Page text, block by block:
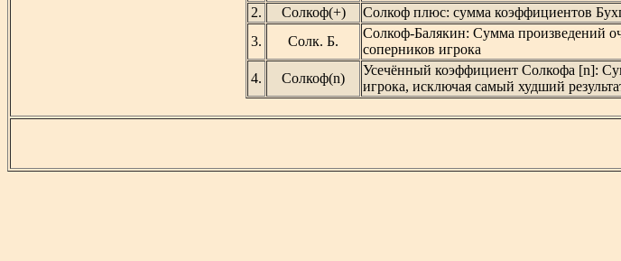
2.
Солкоф(+)
Солкоф плюс: сумма коэффициентов
3.
Солк. Б.
Cолкоф-Балякин: Cумма произведений
соперников игрока
4.
Солкоф(n)
Усечённый коэффициент Солкофа [n]:
игрока, исключая самый худший